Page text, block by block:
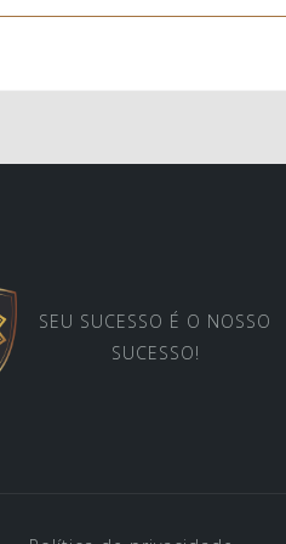
SEU SUCESSO É O NOSSO
SUCESSO!